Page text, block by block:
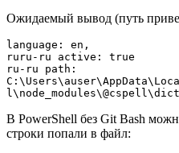
Ожидаемый вывод (путь
language: en,
ruru-ru active: true
ru-ru path:
В PowerShell без Git Bash
строки попали в файл: